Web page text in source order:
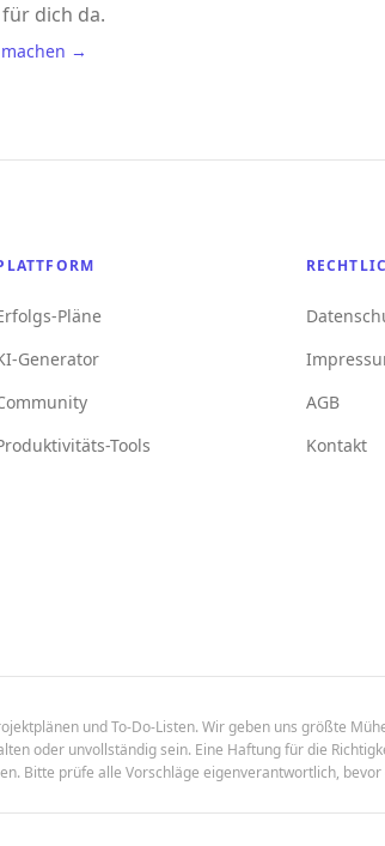
dich da.
→
Pläne
Generator
Tools
AGB
Kontakt
und To-Do-Listen. Wir geben uns größte
oder unvollständig sein. Eine Haftung für die
Bitte prüfe alle Vorschläge eigenverantwortlich, bevor